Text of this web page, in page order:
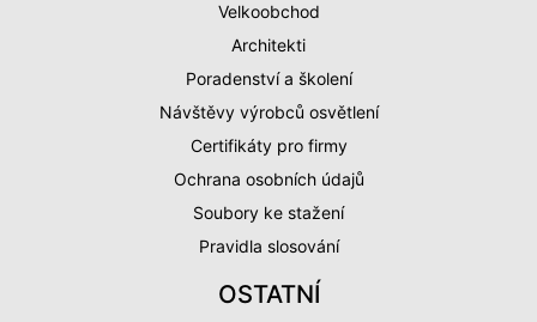
Velkoobchod
Architekti
Poradenství a školení
Návštěvy výrobců osvětlení
Certifikáty pro firmy
Ochrana osobních údajů
Soubory ke stažení
Pravidla slosování
OSTATNÍ